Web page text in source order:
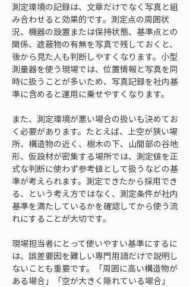
測定環境の記録は、文章だけでなく写真と組
み合わせると効果的です。測定点の周囲状
況、機器の設置または保持状態、基準点との
関係、遮蔽物の有無を写真で残しておくと、
後から見た人も判断しやすくなります。小型
測量器を使う現場では、位置情報と写真を同
時に扱うことが多いため、写真記録を社内基
準に含めると運用に乗せやすくなります。
また、測定環境が悪い場合の扱いも決めてお
く必要があります。たとえば、上空が狭い場
所、構造物の近く、樹木の下、山間部の谷地
形、仮設材が密集する場所では、測定値を正
式な判断に使わず参考値として扱うなどの基
準が考えられます。測定できたから採用でき
る、という考え方ではなく、測定条件が社内
基準を満たしているかを確認してから使う流
れにすることが大切です。
現場担当者にとって使いやすい基準にするに
は、誤差要因を難しい専門用語だけで説明し
ないことも重要です。「周囲に高い構造物が
ある場合」「空が大きく隠れている場合」